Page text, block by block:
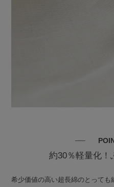
約30％軽量化！
希少価値の高い超長綿のとっても